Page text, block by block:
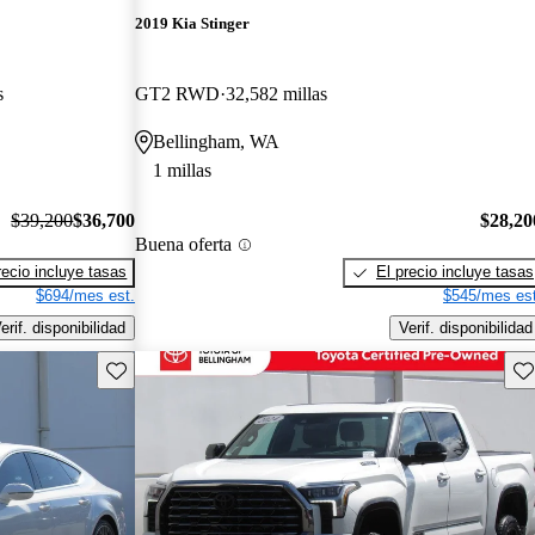
$39,200$36,700
incluye tasas
$694/mes est.
disponibilidad
2019 Kia Stinger
GT2 RWD 32,582 millas
Bellingham, WA
1 millas
Buena oferta
El precio incluye tasas
$545/mes
Verif. disponibilidad
Guarda este Aviso